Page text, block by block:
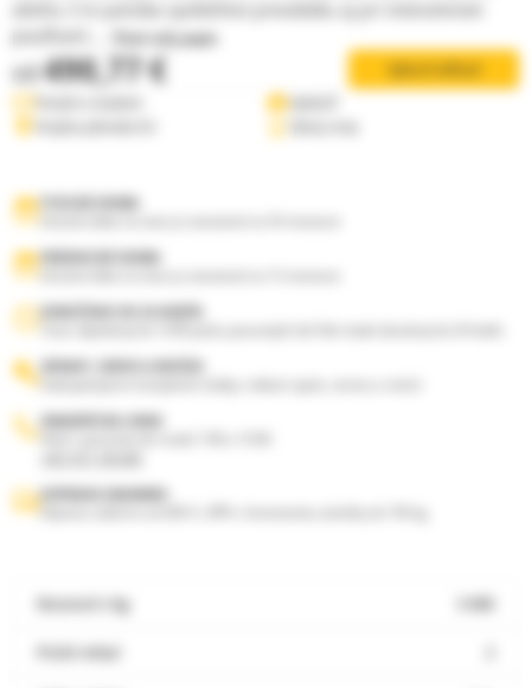
Čítať celý popis
od490,77 €
Vytlačiť
FYZICKÁ OSOBA
Záručná doba na tovar je stanovená na 24 mesiacov
PRÁVNICKÁ OSOBA
Záručná doba na tovar je stanovená na 12 mesiacov
DORUČENIE DO 24 HODÍN
Tovar objednaný do 13:00 počas pracovných dní Vám bude doručený do 24 hodín.
OPRAVY, SERVIS A REVÍZIE
DOPRAVA ZADARMO
Doprava zadarmo od 200 € s DPH s hmotnosťou zásielky do 150 kg.
Nosnosť v kg 5 000
Počet reťazí